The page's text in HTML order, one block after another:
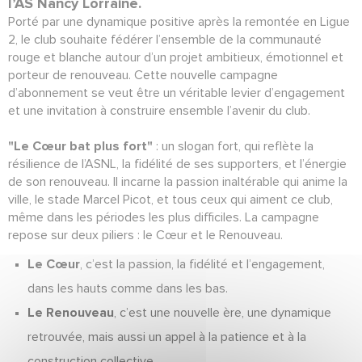
l’AS Nancy Lorraine.
Porté par une dynamique positive après la remontée en Ligue
2, le club souhaite fédérer l’ensemble de la communauté
rouge et blanche autour d’un projet ambitieux, émotionnel et
porteur de renouveau. Cette nouvelle campagne
d’abonnement se veut être un véritable levier d’engagement
et une invitation à construire ensemble l’avenir du club.
"Le Cœur bat plus fort" : un slogan fort, qui reflète la
résilience de l’ASNL, la fidélité de ses supporters, et l’énergie
de son renouveau. Il incarne la passion inaltérable qui anime la
ville, le stade Marcel Picot, et tous ceux qui aiment ce club,
même dans les périodes les plus difficiles. La campagne
repose sur deux piliers : le Cœur et le Renouveau.
Le Cœur , c’est la passion, la fidélité et l’engagement,
dans les hauts comme dans les bas.
Le Renouveau , c’est une nouvelle ère, une dynamique
retrouvée, mais aussi un appel à la patience et à la